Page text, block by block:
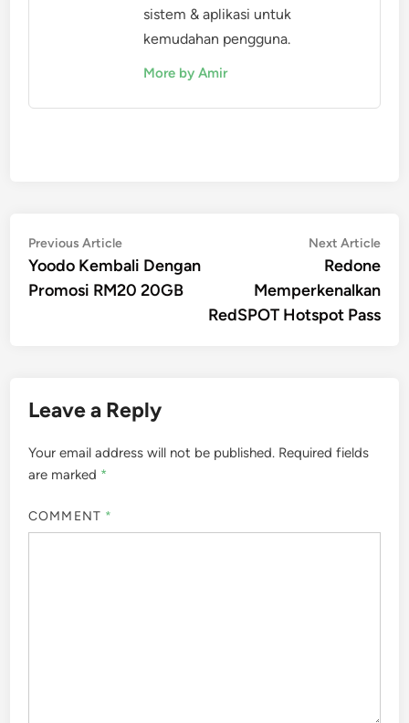
sistem & aplikasi untuk
kemudahan pengguna.
More by Amir
Post
navigation
Previous ArticlePrevious
article:
Yoodo Kembali Dengan
Promosi RM20 20GB
Next Article
Redone
Memperkenalkan
RedSPOT Hotspot Pass
Leave a Reply
Your email address will not be published. Required fields
are marked *
COMMENT *